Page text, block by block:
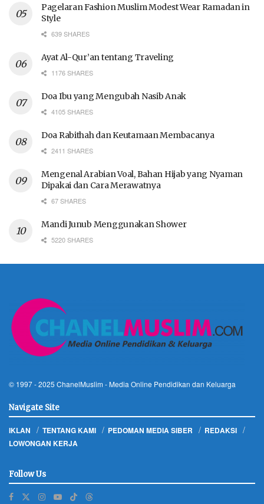
Pagelaran Fashion Muslim Modest Wear Ramadan in
Style
639 SHARES
Ayat Al-Qur’an tentang Traveling
1176 SHARES
Doa Ibu yang Mengubah Nasib Anak
4105 SHARES
Doa Rabithah dan Keutamaan Membacanya
2411 SHARES
Mengenal Arabian Voal, Bahan Hijab yang Nyaman
Dipakai dan Cara Merawatnya
67 SHARES
Mandi Junub Menggunakan Shower
5220 SHARES
© 1997 - 2025 ChanelMuslim - Media Online Pendidikan dan Keluarga
Navigate Site
IKLAN TENTANG KAMI PEDOMAN MEDIA SIBER
REDAKSI
LOWONGAN KERJA
Follow Us